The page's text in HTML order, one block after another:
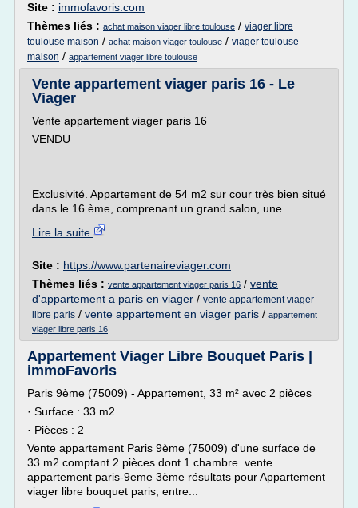
Site : immofavoris.com
Thèmes liés : achat maison viager libre toulouse / viager libre
toulouse maison / achat maison viager toulouse / viager toulouse
maison / appartement viager libre toulouse
Vente appartement viager paris 16 - Le
Viager
Vente appartement viager paris 16
VENDU
Exclusivité. Appartement de 54 m2 sur cour très bien situé
dans le 16 ème, comprenant un grand salon, une...
Lire la suite
Site : https://www.partenaireviager.com
Thèmes liés : vente appartement viager paris 16 / vente
d'appartement a paris en viager / vente appartement viager
libre paris / vente appartement en viager paris / appartement
viager libre paris 16
Appartement Viager Libre Bouquet Paris |
immoFavoris
Paris 9ème (75009) - Appartement, 33 m² avec 2 pièces
· Surface : 33 m2
· Pièces : 2
Vente appartement Paris 9ème (75009) d'une surface de
33 m2 comptant 2 pièces dont 1 chambre. vente
appartement paris-9eme 3ème résultats pour Appartement
viager libre bouquet paris, entre...